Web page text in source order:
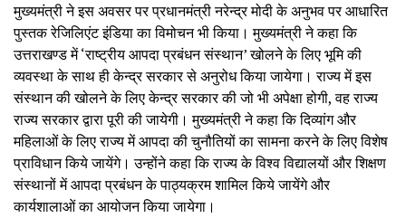
मुख्यमंत्री ने इस अवसर पर प्रधानमंत्री नरेन्द्र मोदी के अनुभव पर आधारित
पुस्तक रेजिलिएंट इंडिया का विमोचन भी किया। मुख्यमंत्री ने कहा कि
उत्तराखण्ड में ‘राष्ट्रीय आपदा प्रबंधन संस्थान’ खोलने के लिए भूमि की
व्यवस्था के साथ ही केन्द्र सरकार से अनुरोध किया जायेगा। राज्य में इस
संस्थान की खोलने के लिए केन्द्र सरकार की जो भी अपेक्षा होगी, वह राज्य
राज्य सरकार द्वारा पूरी की जायेगी। मुख्यमंत्री ने कहा कि दिव्यांग और
महिलाओं के लिए राज्य में आपदा की चुनौतियों का सामना करने के लिए विशेष
प्राविधान किये जायेंगे। उन्होंने कहा कि राज्य के विश्व विद्यालयों और शिक्षण
संस्थानों में आपदा प्रबंधन के पाठ्यक्रम शामिल किये जायेंगे और
कार्यशालाओं का आयोजन किया जायेगा।